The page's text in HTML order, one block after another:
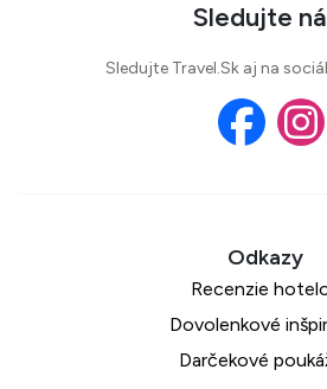
Sledujte
Sledujte Travel.Sk aj na
Recenzie
Dovolenkové
Darčekové